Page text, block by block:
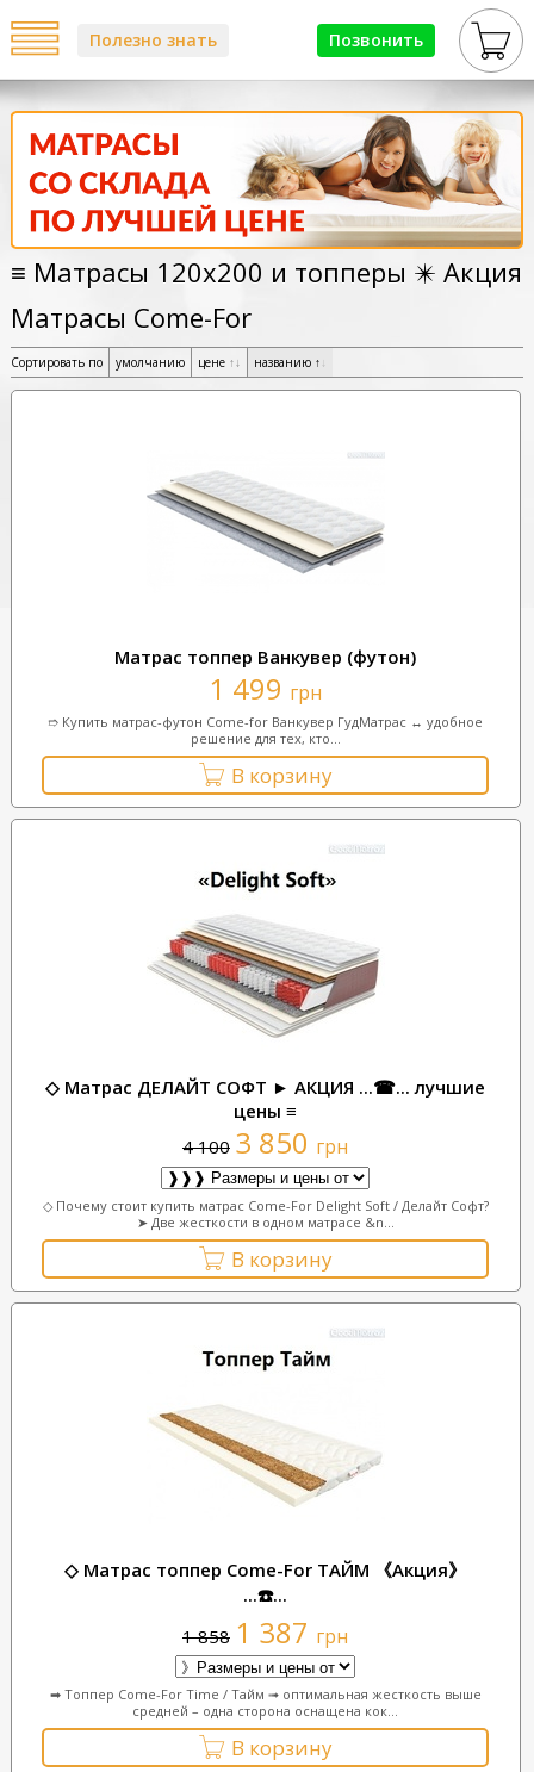
Позвонить
Полезно знать
≡ Матрасы 120х200 и топперы ✴️ Акция
Матрасы Come-For
Сортировать по умолчанию цене ↑↓ названию ↑ ↓
Матрас топпер Ванкувер (футон)
1 499 грн
➱ Купить матрас-футон Come-for Ванкувер ГудМатрас ↔ удобное
решение для тех, кто...
В корзину
◇ Матрас ДЕЛАЙТ СОФТ ► АКЦИЯ ...☎... лучшие
цены ≡
4 100 3 850 грн
◇ Почему стоит купить матрас Come-For Delight Soft / Делайт Софт?
➤ Две жесткости в одном матрасе &n...
В корзину
◇ Матрас топпер Come-For ТАЙМ 《Акция》
...☎️...
1 858 1 387 грн
➡ Топпер Come-For Time / Тайм ➟ оптимальная жесткость выше
средней – одна сторона оснащена кок...
В корзину